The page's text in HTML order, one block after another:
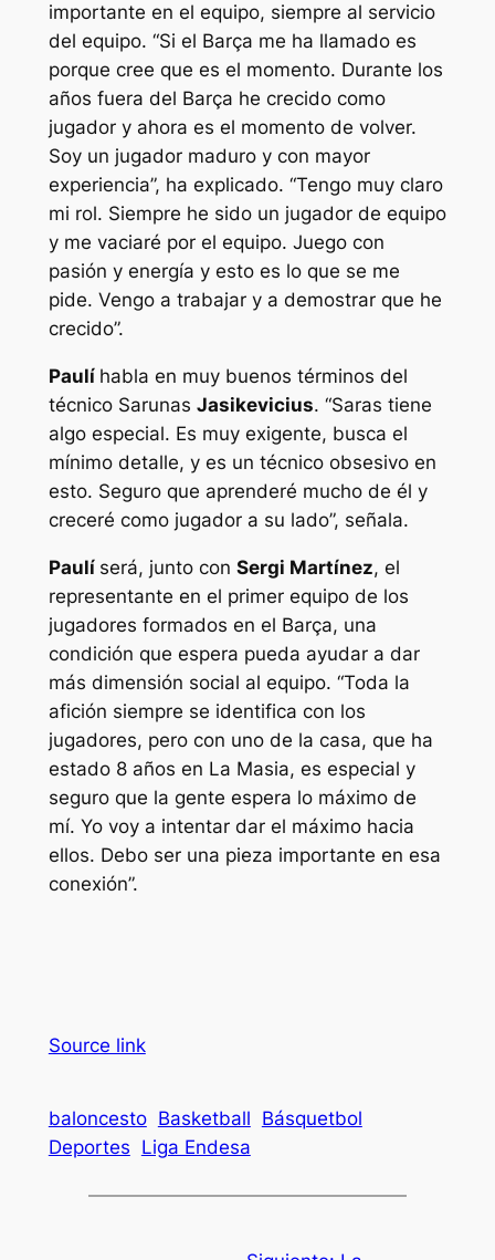
importante en el equipo, siempre al servicio
del equipo. “Si el Barça me ha llamado es
porque cree que es el momento. Durante los
años fuera del Barça he crecido como
jugador y ahora es el momento de volver.
Soy un jugador maduro y con mayor
experiencia”, ha explicado. “Tengo muy claro
mi rol. Siempre he sido un jugador de equipo
y me vaciaré por el equipo. Juego con
pasión y energía y esto es lo que se me
pide. Vengo a trabajar y a demostrar que he
crecido”.
Paulí habla en muy buenos términos del
técnico Sarunas Jasikevicius. “Saras tiene
algo especial. Es muy exigente, busca el
mínimo detalle, y es un técnico obsesivo en
esto. Seguro que aprenderé mucho de él y
creceré como jugador a su lado”, señala.
Paulí será, junto con Sergi Martínez, el
representante en el primer equipo de los
jugadores formados en el Barça, una
condición que espera pueda ayudar a dar
más dimensión social al equipo. “Toda la
afición siempre se identifica con los
jugadores, pero con uno de la casa, que ha
estado 8 años en La Masia, es especial y
seguro que la gente espera lo máximo de
mí. Yo voy a intentar dar el máximo hacia
ellos. Debo ser una pieza importante en esa
conexión”.
Source link
baloncesto Basketball Básquetbol
Deportes Liga Endesa